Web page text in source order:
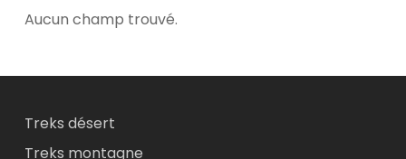
Aucun champ trouvé.
Treks désert
Treks montagne